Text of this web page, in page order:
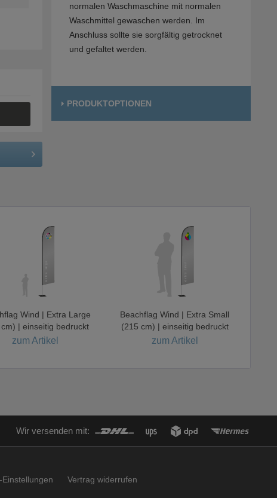
normalen Waschmaschine mit normalen
Waschmittel gewaschen werden. Im
Anschluss sollte sie sorgfältig getrocknet
und gefaltet werden.
PRODUKTOPTIONEN
Wind | Extra Large
| einseitig bedruckt
zum Artikel
Beachflag Wind | Extra Small
(215 cm) | einseitig bedruckt
zum Artikel
Wir versenden mit:
Vertrag widerrufen